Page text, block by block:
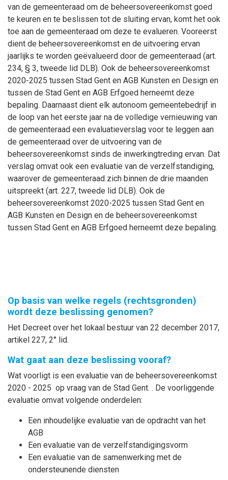
van de gemeenteraad om de beheersovereenkomst goed
te keuren en te beslissen tot de sluiting ervan, komt het ook
toe aan de gemeenteraad om deze te evalueren. Vooreerst
dient de beheersovereenkomst en de uitvoering ervan
jaarlijks te worden geëvalueerd door de gemeenteraad (art.
234, § 3, tweede lid DLB). Ook de beheersovereenkomst
2020-2025 tussen Stad Gent en AGB Kunsten en Design en
tussen de Stad Gent en AGB Erfgoed herneemt deze
bepaling. Daarnaast dient elk autonoom gemeentebedrijf in
de loop van het eerste jaar na de volledige vernieuwing van
de gemeenteraad een evaluatieverslag voor te leggen aan
de gemeenteraad over de uitvoering van de
beheersovereenkomst sinds de inwerkingtreding ervan. Dat
verslag omvat ook een evaluatie van de verzelfstandiging,
waarover de gemeenteraad zich binnen de drie maanden
uitspreekt (art. 227, tweede lid DLB). Ook de
beheersovereenkomst 2020-2025 tussen Stad Gent en
AGB Kunsten en Design en de beheersovereenkomst
tussen Stad Gent en AGB Erfgoed herneemt deze bepaling.
Op basis van welke regels (rechtsgronden)
wordt deze beslissing genomen?
Het Decreet over het lokaal bestuur van 22 december 2017,
artikel 227, 2° lid.
Wat gaat aan deze beslissing vooraf?
Wat voorligt is een evaluatie van de beheersovereenkomst
2020 - 2025 op vraag van de Stad Gent. . De voorliggende
evaluatie omvat volgende onderdelen:
Een inhoudelijke evaluatie van de opdracht van het
AGB
Een evaluatie van de verzelfstandigingsvorm
Een evaluatie van de samenwerking met de
ondersteunende diensten